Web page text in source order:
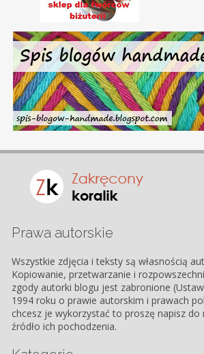
Prawa autorskie
Wszystkie zdjęcia i teksty są własnością
Kopiowanie, przetwarzanie i
zgody autorki blogu jest zabronione
1994 roku o prawie autorskim i prawach
chcesz je wykorzystać to proszę napisz do
źródło ich pochodzenia.